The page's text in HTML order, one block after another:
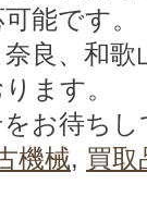
能です。
良、和歌
ます。
お待ち
機械, 買取